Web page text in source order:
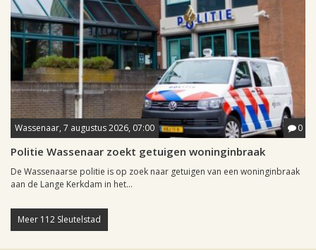
Wassenaar, 7 augustus 2026, 07:00 0
Politie Wassenaar zoekt getuigen woninginbraak
De Wassenaarse politie is op zoek naar getuigen van een woninginbraak
aan de Lange Kerkdam in het...
Meer 112 Sleutelstad